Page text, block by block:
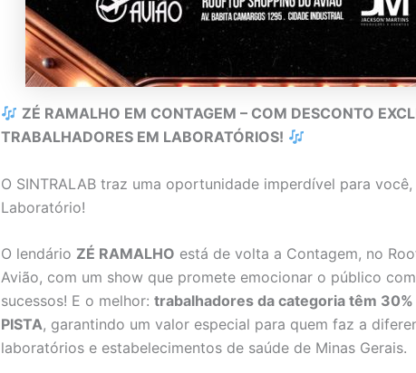
ZÉ RAMALHO EM CONTAGEM – COM DESCONTO
TRABALHADORES EM LABORATÓRIOS!
O SINTRALAB traz uma oportunidade imperdível para
Laboratório!
O lendário ZÉ RAMALHO está de volta a Contagem, no
Avião, com um show que promete emocionar o público
sucessos! E o melhor: trabalhadores da categoria têm
PISTA, garantindo um valor especial para quem faz a
laboratórios e estabelecimentos de saúde de Minas Gerais.